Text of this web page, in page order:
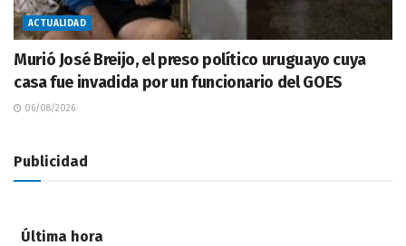
ACTUALIDAD
Murió José Breijo, el preso político uruguayo cuya
casa fue invadida por un funcionario del GOES
06/08/2026
Publicidad
Última hora